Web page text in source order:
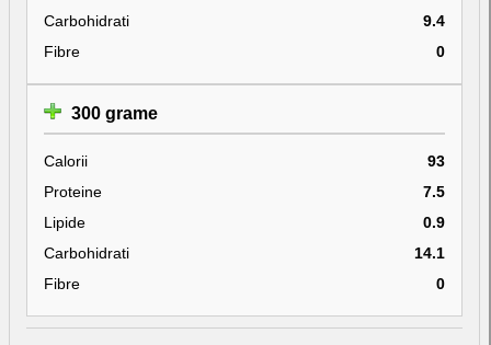
Carbohidrati
9.4
Fibre
0
300 grame
Calorii
93
Proteine
7.5
Lipide
0.9
Carbohidrati
14.1
Fibre
0